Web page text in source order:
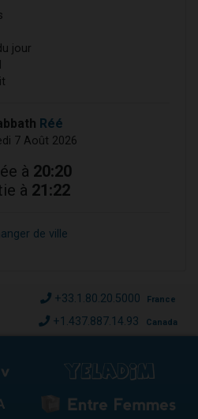
jour
Réé
7 Août 2026
à 20:20
à 21:22
de ville
+33.1.80.20.5000 France
+1.437.887.14.93 Canada